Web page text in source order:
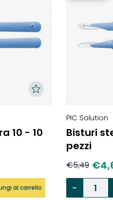
10 - 10
al carrello
PIC Solution
Bisturi
pezzi
€5,49 €